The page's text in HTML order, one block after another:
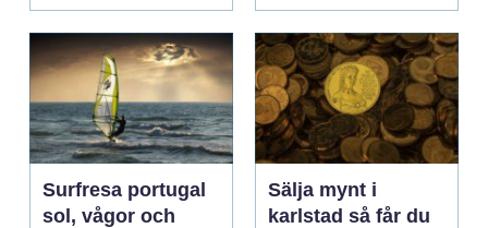
Surfresa portugal
sol, vågor och
Sälja mynt i
karlstad så får du